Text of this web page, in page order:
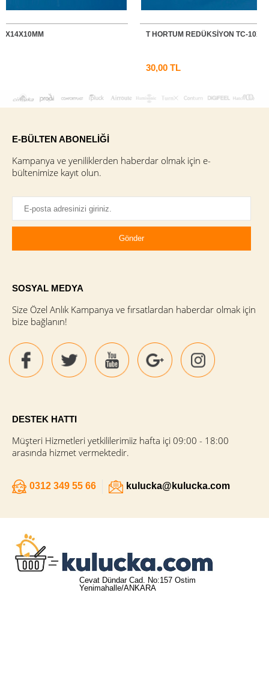
T HORTUM REDÜKSİYON TC-10X10X6MM
E-BÜLTEN ABONELİĞİ
Kampanya ve yeniliklerden haberdar olmak için e-
bültenimize kayıt olun.
SOSYAL MEDYA
Size Özel Anlık Kampanya ve fırsatlardan haberdar olmak için
bize bağlanın!
DESTEK HATTI
Müşteri Hizmetleri yetkililerimiiz hafta içi 09:00 - 18:00
arasında hizmet vermektedir.
0312 349 55 66 kulucka@kulucka.com
Cevat Dündar Cad. No:157 Ostim
Yenimahalle/ANKARA